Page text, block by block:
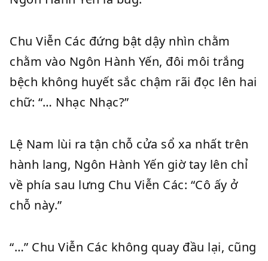
Chu Viễn Các đứng bật dậy nhìn chằm
chằm vào Ngôn Hành Yến, đôi môi trắng
bệch không huyết sắc chậm rãi đọc lên hai
chữ: “… Nhạc Nhạc?”
Lệ Nam lùi ra tận chỗ cửa sổ xa nhất trên
hành lang, Ngôn Hành Yến giờ tay lên chỉ
về phía sau lưng Chu Viễn Các: “Cô ấy ở
chỗ này.”
“…” Chu Viễn Các không quay đầu lại, cũng